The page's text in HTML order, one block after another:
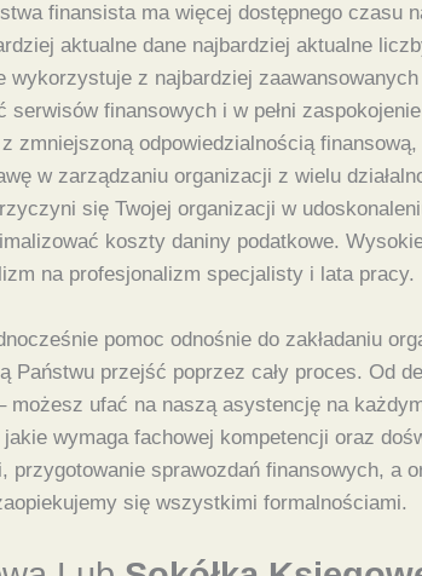
finansista ma więcej dostępnego czasu
aktualne dane najbardziej aktualne
z najbardziej
finansowych i w pełni
odpowiedzialnością
w zarządzaniu organizacji z wielu
się Twojej organizacji w
koszty daniny podatkowe.
na profesjonalizm specjalisty i lata pracy.
pomoc odnośnie do zakładaniu
przejść poprzez cały proces. Od
ufać na naszą asystencję na
wymaga fachowej kompetencji oraz
przygotowanie sprawozdań finansowych, a
się wszystkimi formalnościami.